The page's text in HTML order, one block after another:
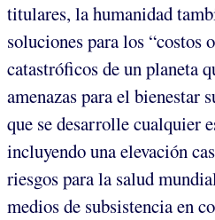
titulares, la humanidad
soluciones para los “costos
catastróficos de un planeta
amenazas para el bienestar
que se desarrolle cualquier
incluyendo una elevación
riesgos para la salud
medios de subsistencia en